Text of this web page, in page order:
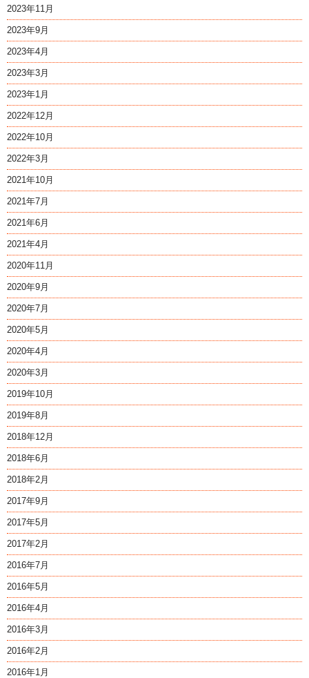
2023年11月
2023年9月
2023年4月
2023年3月
2023年1月
2022年12月
2022年10月
2022年3月
2021年10月
2021年7月
2021年6月
2021年4月
2020年11月
2020年9月
2020年7月
2020年5月
2020年4月
2020年3月
2019年10月
2019年8月
2018年12月
2018年6月
2018年2月
2017年9月
2017年5月
2017年2月
2016年7月
2016年5月
2016年4月
2016年3月
2016年2月
2016年1月